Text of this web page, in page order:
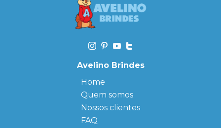
Avelino Brindes
Home
Quem somos
Nossos clientes
FAQ